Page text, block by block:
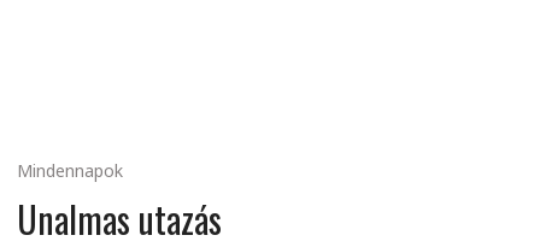
Mindennapok
Unalmas utazás